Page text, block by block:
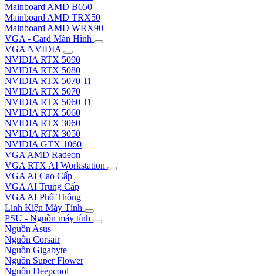
Mainboard AMD B650
Mainboard AMD TRX50
Mainboard AMD WRX90
VGA - Card Màn Hình
VGA NVIDIA
NVIDIA RTX 5090
NVIDIA RTX 5080
NVIDIA RTX 5070 Ti
NVIDIA RTX 5070
NVIDIA RTX 5060 Ti
NVIDIA RTX 5060
NVIDIA RTX 3060
NVIDIA RTX 3050
NVIDIA GTX 1060
VGA AMD Radeon
VGA RTX AI Workstation
VGA AI Cao Cấp
VGA AI Trung Cấp
VGA AI Phổ Thông
Linh Kiện Máy Tính
PSU - Nguồn máy tính
Nguồn Asus
Nguồn Corsair
Nguồn Gigabyte
Nguồn Super Flower
Nguồn Deepcool